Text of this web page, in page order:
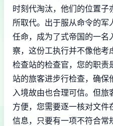
时刻代淘汰，他们的位置子
所取代。出于服从命令的
任命，成为了式帝国的一名
察，这份工执行并不像他
检查站的检查官，您的职责
站的旅客进步行检查，确保
入境故由也合理可信。但
方便，您需要逐一核对文件
信息，只要有一项不符合常